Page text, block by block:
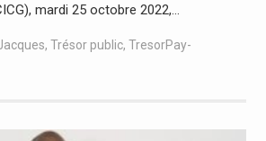
mardi 25 octobre 2022,…
, Trésor public, TresorPay-